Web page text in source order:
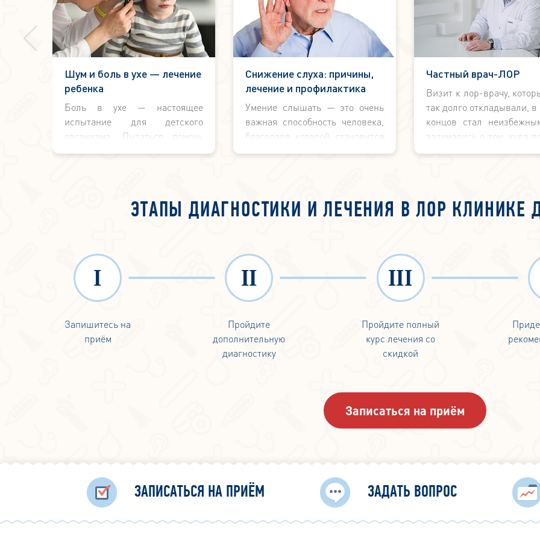
Шум и боль в ухе — лечение
ребенка
Боль в ухе — настоящее
испытание для детского
организма. Пытаться помочь
Только грамотный ЛОР врач
сможет правильно вылечить
Снижение слуха: причины,
лечение и профилактика
Умение слышать — это очень
важная способность человека,
благодаря которой становится
Частный врач-ЛОР
Визит к лор-врачу,
так долго откладывали, в
концов стал
задумались о том, куда
ЭТАПЫ ДИАГНОСТИКИ И ЛЕЧЕНИЯ В ЛОР КЛИНИКЕ
Запишитесь на
приём
Пройдите
дополнительную
диагностику
Пройдите полный
курс лечения со
скидкой
Записаться на приём
ЗАПИСАТЬСЯ НА ПРИЁМ ЗАДАТЬ ВОПРОС